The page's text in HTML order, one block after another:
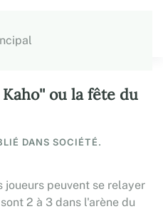
ou la fête du
DANS SOCIÉTÉ.
joueurs peuvent se relayer
2 à 3 dans l'arène du